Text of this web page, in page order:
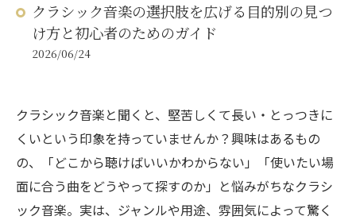
クラシック音楽の選択肢を広げる目的別の見つ
け方と初心者のためのガイド
2026/06/24
クラシック音楽と聞くと、堅苦しくて長い・とっつきに
くいという印象を持っていませんか？興味はあるもの
の、「どこから聴けばいいかわからない」「使いたい場
面に合う曲をどうやって探すのか」と悩みがちなクラシ
ック音楽。実は、ジャンルや用途、雰囲気によって驚く